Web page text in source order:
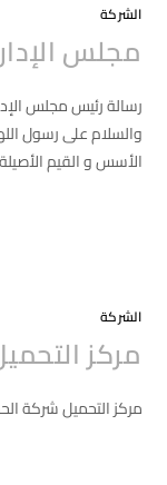
الشركة
مجلس
رسالة رئيس مجلس
والسلام على رسول
الأسس و القيم
الشركة
مركز
مركز التحميل شركة